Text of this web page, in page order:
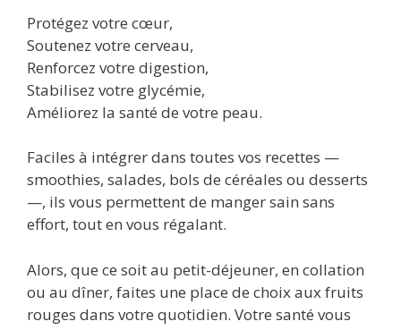
Protégez votre cœur,
Soutenez votre cerveau,
Renforcez votre digestion,
Stabilisez votre glycémie,
Améliorez la santé de votre peau.
Faciles à intégrer dans toutes vos recettes —
smoothies, salades, bols de céréales ou desserts
—, ils vous permettent de manger sain sans
effort, tout en vous régalant.
Alors, que ce soit au petit-déjeuner, en collation
ou au dîner, faites une place de choix aux fruits
rouges dans votre quotidien. Votre santé vous